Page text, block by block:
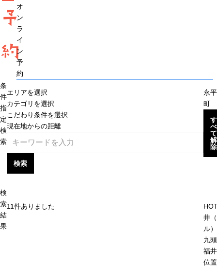
予
約
オ
ン
ラ
イ
ン
予
約
条
件
指
定
検
索
エリアを選択
カテゴリを選択
こだわり条件を選択
現在地からの距離
検索
永
町
す
べ
て
解
除
検
索
結
果
11件ありました
井
ル）
九
福
位